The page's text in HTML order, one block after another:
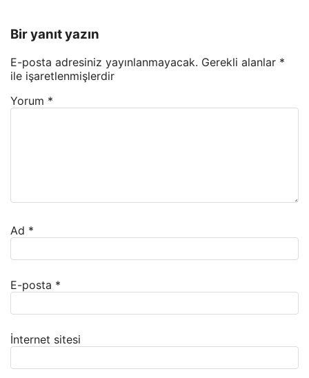
Bir yanıt yazın
E-posta adresiniz yayınlanmayacak. Gerekli alanlar *
ile işaretlenmişlerdir
Yorum *
Ad *
E-posta *
İnternet sitesi